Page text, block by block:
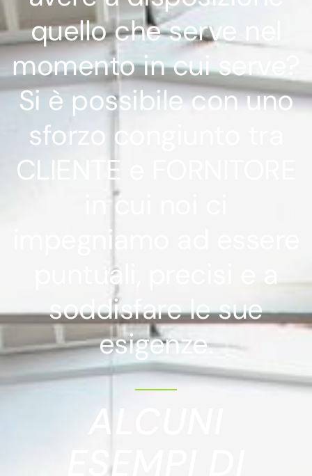
quello che serve nel
momento in cui serve?
Si è possibile con uno
sforzo congiunto tra
CLIENTE e FORNITORE
in cui noi ci
impegniamo ad essere
puntuali, precisi e a
soddisfare le sue
esigenze.
ALCUNI
ESEMPI DI